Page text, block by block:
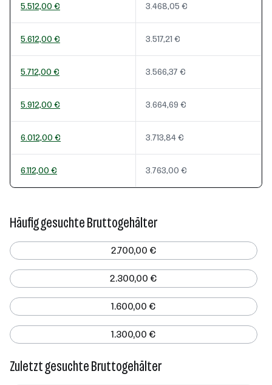
5.512,00 € 3.468,05 €
5.612,00 € 3.517,21 €
5.712,00 € 3.566,37 €
5.912,00 € 3.664,69 €
6.012,00 € 3.713,84 €
6.112,00 € 3.763,00 €
Häufig gesuchte Bruttogehälter
2.700,00 €
2.300,00 €
1.600,00 €
1.300,00 €
Zuletzt gesuchte Bruttogehälter